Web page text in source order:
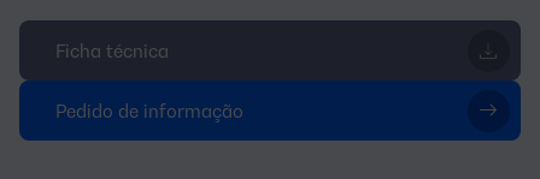
Ficha técnica
Pedido de informação